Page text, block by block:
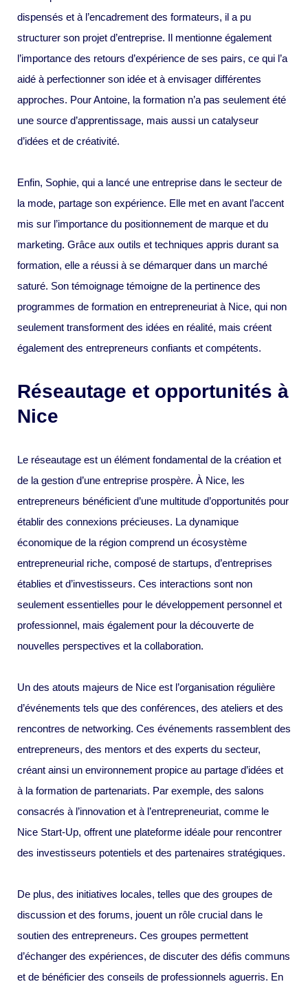
dispensés et à l’encadrement des formateurs, il a pu
structurer son projet d’entreprise. Il mentionne également
l’importance des retours d’expérience de ses pairs, ce qui l’a
aidé à perfectionner son idée et à envisager différentes
approches. Pour Antoine, la formation n’a pas seulement été
une source d’apprentissage, mais aussi un catalyseur
d’idées et de créativité.
Enfin, Sophie, qui a lancé une entreprise dans le secteur de
la mode, partage son expérience. Elle met en avant l’accent
mis sur l’importance du positionnement de marque et du
marketing. Grâce aux outils et techniques appris durant sa
formation, elle a réussi à se démarquer dans un marché
saturé. Son témoignage témoigne de la pertinence des
programmes de formation en entrepreneuriat à Nice, qui non
seulement transforment des idées en réalité, mais créent
également des entrepreneurs confiants et compétents.
Réseautage et opportunités à
Nice
Le réseautage est un élément fondamental de la création et
de la gestion d’une entreprise prospère. À Nice, les
entrepreneurs bénéficient d’une multitude d’opportunités pour
établir des connexions précieuses. La dynamique
économique de la région comprend un écosystème
entrepreneurial riche, composé de startups, d’entreprises
établies et d’investisseurs. Ces interactions sont non
seulement essentielles pour le développement personnel et
professionnel, mais également pour la découverte de
nouvelles perspectives et la collaboration.
Un des atouts majeurs de Nice est l’organisation régulière
d’événements tels que des conférences, des ateliers et des
rencontres de networking. Ces événements rassemblent des
entrepreneurs, des mentors et des experts du secteur,
créant ainsi un environnement propice au partage d’idées et
à la formation de partenariats. Par exemple, des salons
consacrés à l’innovation et à l’entrepreneuriat, comme le
Nice Start-Up, offrent une plateforme idéale pour rencontrer
des investisseurs potentiels et des partenaires stratégiques.
De plus, des initiatives locales, telles que des groupes de
discussion et des forums, jouent un rôle crucial dans le
soutien des entrepreneurs. Ces groupes permettent
d’échanger des expériences, de discuter des défis communs
et de bénéficier des conseils de professionnels aguerris. En